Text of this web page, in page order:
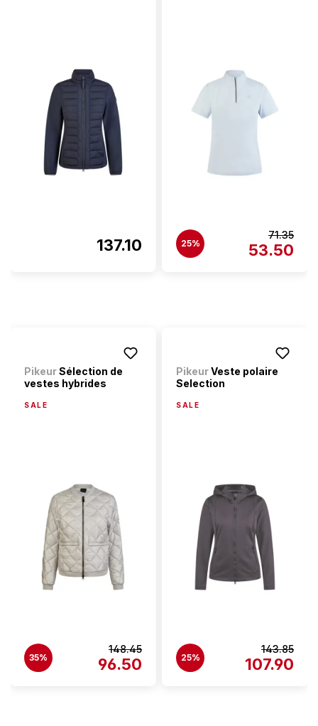
137.10 25%
71.35
53.50
PikeurSélection de
vestes hybrides
SALE
35%
148.45
96.50
PikeurVeste polaire
Selection
SALE
25%
143.85
107.90